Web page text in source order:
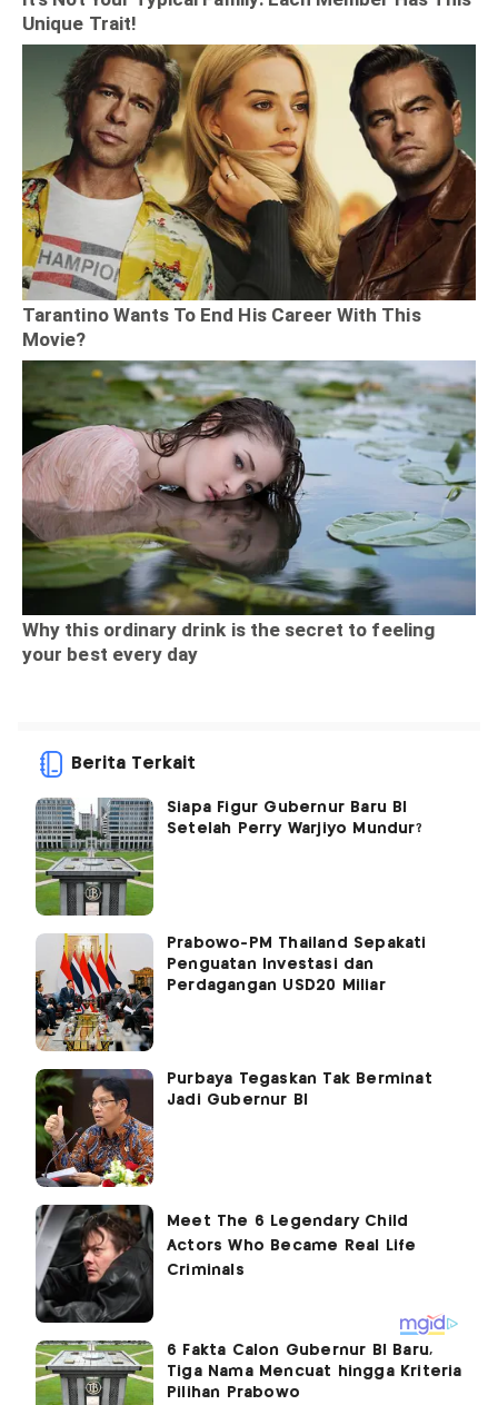
Berita Terkait
Siapa Figur Gubernur Baru BI
Setelah Perry Warjiyo Mundur?
Prabowo-PM Thailand Sepakati
Penguatan Investasi dan
Perdagangan USD20 Miliar
Purbaya Tegaskan Tak Berminat
Jadi Gubernur BI
6 Fakta Calon Gubernur BI Baru,
Tiga Nama Mencuat hingga Kriteria
Pilihan Prabowo